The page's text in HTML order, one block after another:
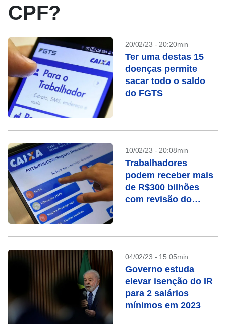
CPF?
20/02/23 - 20:20min
Ter uma destas 15
doenças permite
sacar todo o saldo
do FGTS
10/02/23 - 20:08min
Trabalhadores
podem receber mais
de R$300 bilhões
com revisão do
04/02/23 - 15:05min
Governo estuda
elevar isenção do IR
para 2 salários
mínimos em 2023